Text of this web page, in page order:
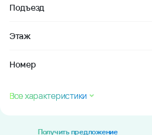
Подъезд
Этаж
Номер
Все характеристики
Получить предложение